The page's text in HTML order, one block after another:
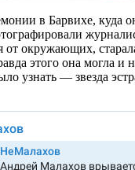
в Барвихе, куда
от окружающих,
этого она могла и
узнать — звезда